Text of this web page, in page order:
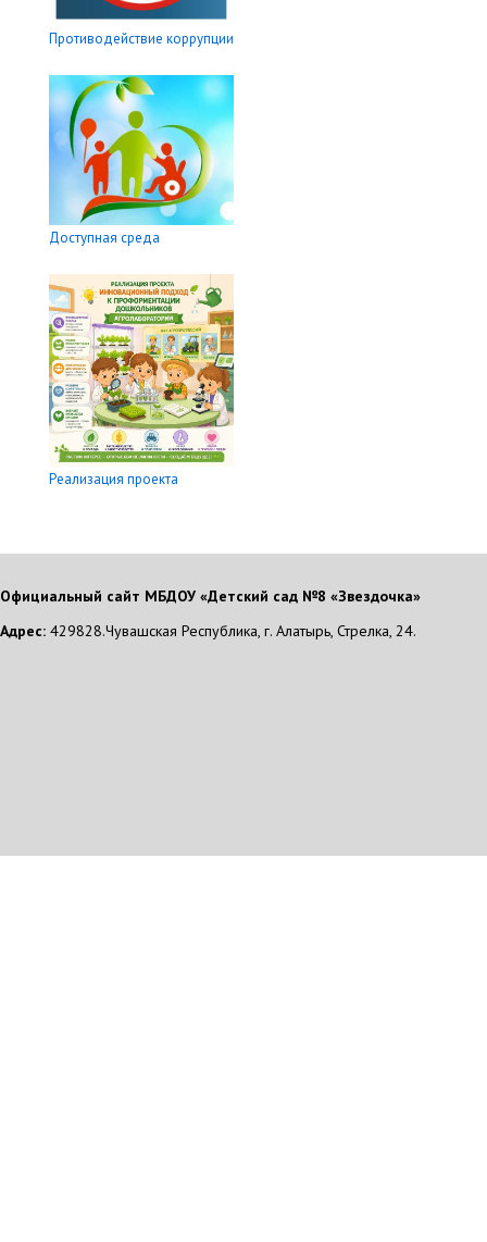
Противодействие коррупции
Доступная среда
Реализация проекта
Официальный сайт МБДОУ «Детский сад №8 «Звездочка»
Адрес: 429828.Чувашская Республика, г. Алатырь, Стрелка, 24.